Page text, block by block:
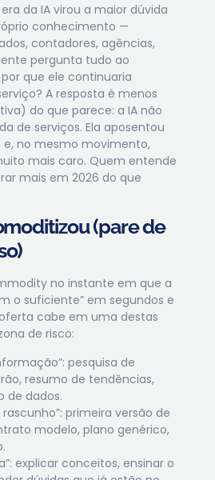
da IA virou a maior dúvida
conhecimento —
contadores, agências,
pergunta tudo ao
que ele continuaria
A resposta é menos
do que parece: a IA não
de serviços. Ela aposentou
e, no mesmo movimento,
mais caro. Quem entende
mais em 2026 do que
(pare de
no instante em que a
o suficiente” em segundos e
cabe em uma destas
de risco:
pesquisa de
resumo de tendências,
de dados.
rascunho”: primeira versão de
modelo, plano genérico,
explicar conceitos, ensinar o